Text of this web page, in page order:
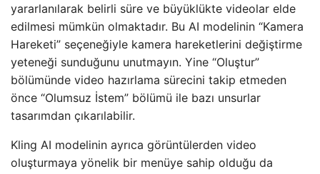
yararlanılarak belirli süre ve büyüklükte videolar elde
edilmesi mümkün olmaktadır. Bu AI modelinin “Kamera
Hareketi” seçeneğiyle kamera hareketlerini değiştirme
yeteneği sunduğunu unutmayın. Yine “Oluştur”
bölümünde video hazırlama sürecini takip etmeden
önce “Olumsuz İstem” bölümü ile bazı unsurlar
tasarımdan çıkarılabilir.
Kling AI modelinin ayrıca görüntülerden video
oluşturmaya yönelik bir menüye sahip olduğu da